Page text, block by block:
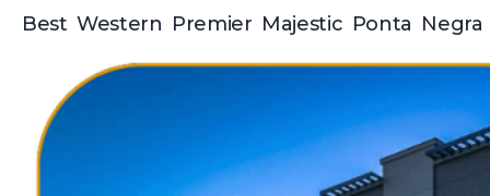
Best Western Premier Majestic Ponta Negra